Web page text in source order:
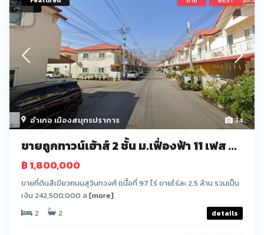
34
อำเภอ เมืองสมุทรปราการ
ขายถูกทาวน์เฮ้าส์ 2 ชั้น ม.เฟื่องฟ้า 11 เฟส ...
฿ 1,800,000
ขายที่ดินสีเขียวถนนสุวินทวงศ์ (เนื้อที่ 97 ไร่ ขายไร่ละ 2.5 ล้าน รวมเป็น
เงิน 242,500,000 ล [more]
2
2 details